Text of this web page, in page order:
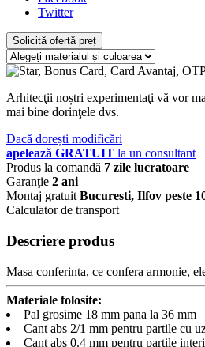
Twitter
Solicită ofertă preț
Arhitecţii noștri experimentaţi vă vor
mai bine dorinţele dvs.
Dacă dorești modificări
apelează GRATUIT la un consultant
Produs la comandă 7 zile lucratoare
Garanţie 2 ani
Montaj gratuit Bucuresti, Ilfov peste
Calculator de transport
Descriere produs
Masa conferinta, ce confera armonie,
Materiale folosite:
Pal grosime 18 mm pana la 36 mm
Cant abs 2/1 mm pentru partile cu
Cant abs 0.4 mm pentru partile